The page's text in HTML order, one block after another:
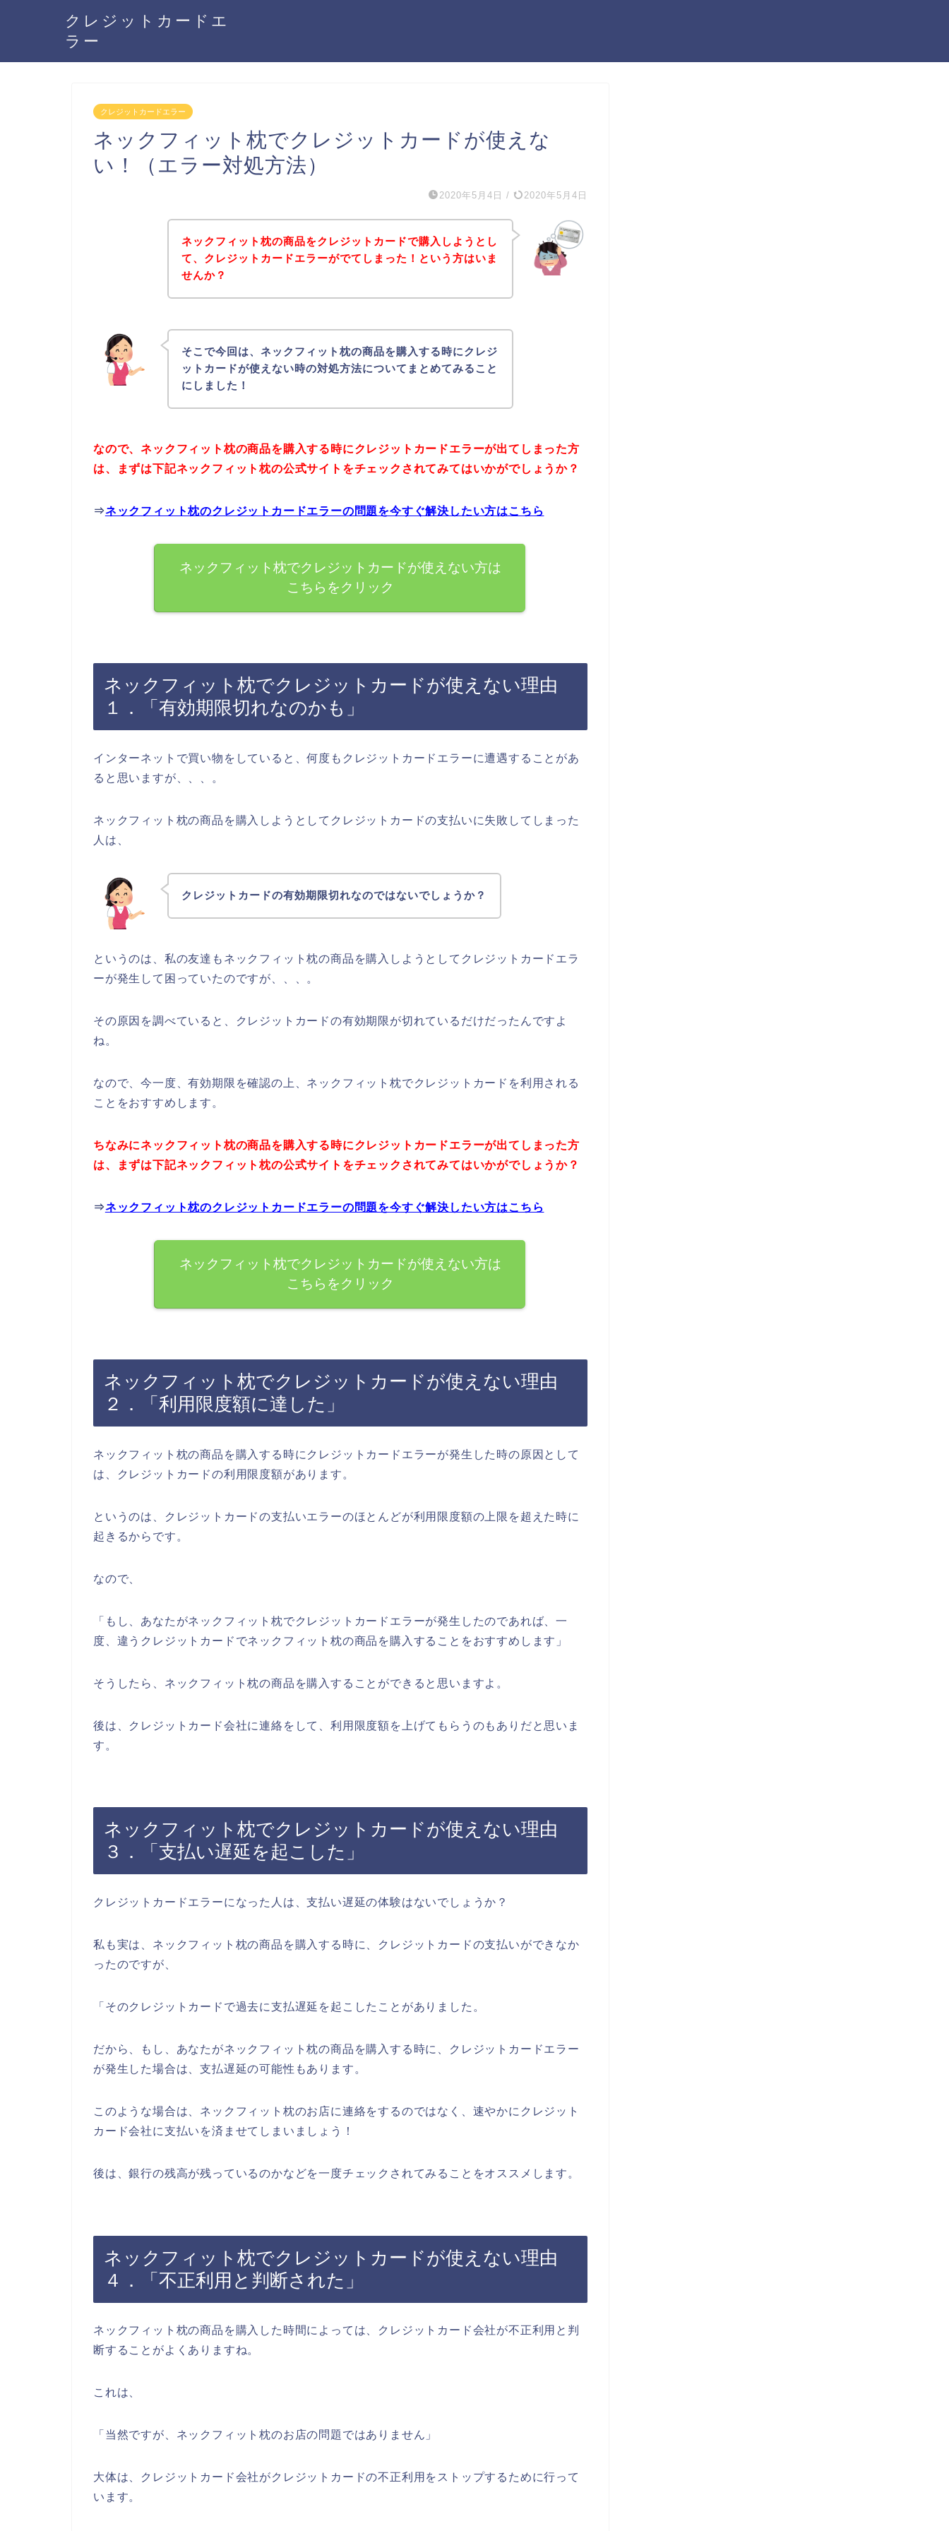
クレジットカードエ
ラー
クレジットカードエラー
ネックフィット枕でクレジットカードが使えな
い！（エラー対処方法）
2020年5月4日 / 2020年5月4日
ネックフィット枕の商品をクレジットカードで購入しようとし
て、クレジットカードエラーがでてしまった！という方はいま
せんか？
そこで今回は、ネックフィット枕の商品を購入する時にクレジ
ットカードが使えない時の対処方法についてまとめてみること
にしました！
なので、ネックフィット枕の商品を購入する時にクレジットカードエラーが出てしまった方
は、まずは下記ネックフィット枕の公式サイトをチェックされてみてはいかがでしょうか？
⇒ネックフィット枕のクレジットカードエラーの問題を今すぐ解決したい方はこちら
ネックフィット枕でクレジットカードが使えない方は
こちらをクリック
ネックフィット枕でクレジットカードが使えない理由
１．「有効期限切れなのかも」
インターネットで買い物をしていると、何度もクレジットカードエラーに遭遇することがあ
ると思いますが、、、。
ネックフィット枕の商品を購入しようとしてクレジットカードの支払いに失敗してしまった
人は、
クレジットカードの有効期限切れなのではないでしょうか？
というのは、私の友達もネックフィット枕の商品を購入しようとしてクレジットカードエラ
ーが発生して困っていたのですが、、、。
その原因を調べていると、クレジットカードの有効期限が切れているだけだったんですよ
ね。
なので、今一度、有効期限を確認の上、ネックフィット枕でクレジットカードを利用される
ことをおすすめします。
ちなみにネックフィット枕の商品を購入する時にクレジットカードエラーが出てしまった方
は、まずは下記ネックフィット枕の公式サイトをチェックされてみてはいかがでしょうか？
⇒ネックフィット枕のクレジットカードエラーの問題を今すぐ解決したい方はこちら
ネックフィット枕でクレジットカードが使えない方は
こちらをクリック
ネックフィット枕でクレジットカードが使えない理由
２．「利用限度額に達した」
ネックフィット枕の商品を購入する時にクレジットカードエラーが発生した時の原因として
は、クレジットカードの利用限度額があります。
というのは、クレジットカードの支払いエラーのほとんどが利用限度額の上限を超えた時に
起きるからです。
なので、
「もし、あなたがネックフィット枕でクレジットカードエラーが発生したのであれば、一
度、違うクレジットカードでネックフィット枕の商品を購入することをおすすめします」
そうしたら、ネックフィット枕の商品を購入することができると思いますよ。
後は、クレジットカード会社に連絡をして、利用限度額を上げてもらうのもありだと思いま
す。
ネックフィット枕でクレジットカードが使えない理由
３．「支払い遅延を起こした」
クレジットカードエラーになった人は、支払い遅延の体験はないでしょうか？
私も実は、ネックフィット枕の商品を購入する時に、クレジットカードの支払いができなか
ったのですが、
「そのクレジットカードで過去に支払遅延を起こしたことがありました。
だから、もし、あなたがネックフィット枕の商品を購入する時に、クレジットカードエラー
が発生した場合は、支払遅延の可能性もあります。
このような場合は、ネックフィット枕のお店に連絡をするのではなく、速やかにクレジット
カード会社に支払いを済ませてしまいましょう！
後は、銀行の残高が残っているのかなどを一度チェックされてみることをオススメします。
ネックフィット枕でクレジットカードが使えない理由
４．「不正利用と判断された」
ネックフィット枕の商品を購入した時間によっては、クレジットカード会社が不正利用と判
断することがよくありますね。
これは、
「当然ですが、ネックフィット枕のお店の問題ではありません」
大体は、クレジットカード会社がクレジットカードの不正利用をストップするために行って
います。